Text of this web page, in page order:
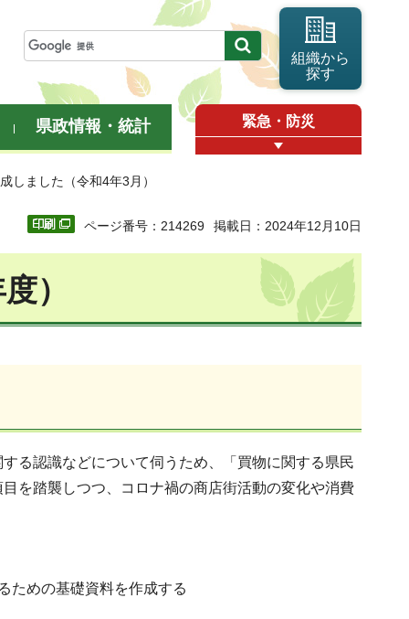
組織から
探す
県政情報・統計 緊急・防災
しました（令和4年3月）
ページ番号：214269 掲載日：2024年12月10日
）
る認識などについて伺うため、「買物に関する県民
を踏襲しつつ、コロナ禍の商店街活動の変化や消費
ための基礎資料を作成する